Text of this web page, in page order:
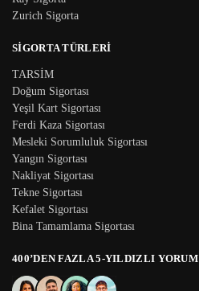
Zurich Sigorta
SIGORTA TÜRLERI
TARSİM
Doğum Sigortası
Yeşil Kart Sigortası
Ferdi Kaza Sigortası
Mesleki Sorumluluk Sigortası
Yangın Sigortası
Nakliyat Sigortası
Tekne Sigortası
Kefalet Sigortası
Bina Tamamlama Sigortası
400’DEN FAZLA 5-YILDIZLI YORUM